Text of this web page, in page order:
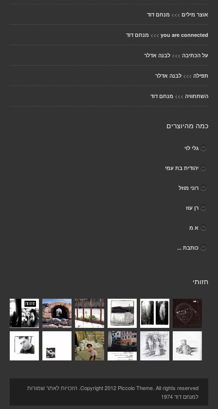
אוצר מילים >>> מנחם דוד
you are connected
>>> מנחם דוד
על הכתיבה >>> לבנה אדלר
תפילה >>> לבנה אדלר
השתחוויה >>> מנחם דוד
כמה מהיוצרים
גלי לוי
יהודית בת עמי
רוני מוזל
רן עוז
א מ
כותבת ...
חזותי
Copyright 2012 Piccolo Theme. All rights reserved. הזכויות לאתר שמורות
למנחם דוד 1974